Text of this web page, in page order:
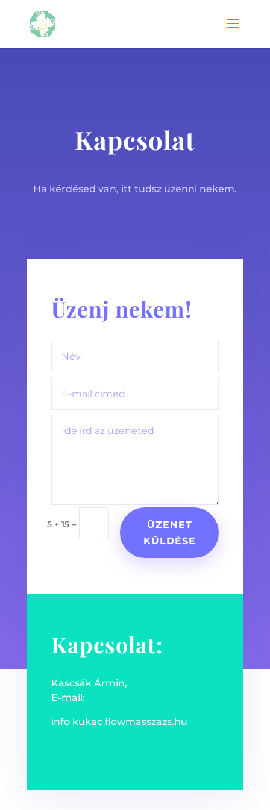
Kapcsolat
Ha kérdésed van, itt tudsz üzenni nekem.
Üzenj nekem!
5 + 15 =
ÜZENET
KÜLDÉSE
Kapcsolat:
Kascsák Ármin,
E-mail:
info kukac flowmasszazs.hu